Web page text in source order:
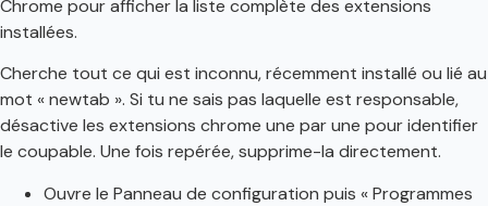
Chrome pour afficher la liste complète des extensions
installées.
Cherche tout ce qui est inconnu, récemment installé ou lié au
mot « newtab ». Si tu ne sais pas laquelle est responsable,
désactive les extensions chrome une par une pour identifier
le coupable. Une fois repérée, supprime-la directement.
Ouvre le Panneau de configuration puis « Programmes